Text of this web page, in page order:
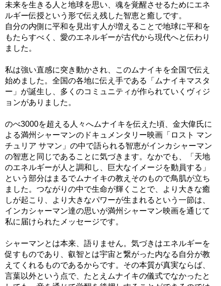
未来を生きる人と地球を思い、魂を覚醒させるためにエネ
ルギー伝授という形で伝え残した智恵と癒しです。
自分の内側に平和を見出す人が増えることで地球に平和を
もたらすべく、愛のエネルギーが古代から現代へと伝わり
ました。
私は強い直感に突き動かされ、このムナイキを全国で伝え
始めました。全国の各地に伝え手である「ムナイキマスタ
ー」が誕生し、多くのコミュニティが作られていくヴィジ
ョンがありました。
のべ3000を超える人々へムナイキを伝えた頃、金大偉氏に
よる満州シャーマンのドキュメンタリー映画「ロスト マン
チュリア サマン」の中で語られる智恵がインカシャーマン
の智恵と同じであることに気づきます。なかでも、「天地
のエネルギーが人と調和し、巨大なイメージを動員する」
という部分はまるでムナイキの教えそのもので鳥肌が立ち
ました。つながりの中で生命が輝くことで、より大きな癒
しが起こり、より大きなパワーが生まれるという一節は、
インカシャーマン達の思いが満州シャーマン映画を通じて
私に届けられたメッセージです。
シャーマンとは本来、語りません。気づきはエネルギーを
促すものであり、叡智とは宇宙と繋がった内なる自分が教
えてくれるものであるからです。その本質が真実ならば、
言葉以外という点で、たとえムナイキの儀式でなかったと